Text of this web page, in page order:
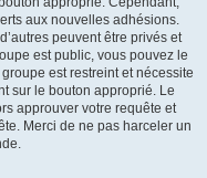
aux nouvelles adhésions.
peuvent être privés et
est public, vous pouvez le
est restreint et nécessite
sur le bouton approprié. Le
approuver votre requête et
Merci de ne pas harceler un